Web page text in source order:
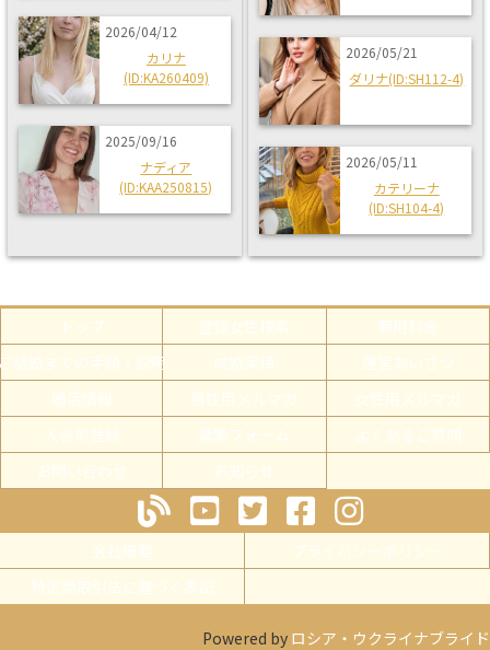
2026/04/12
カリナ
(ID:KA260409)
2025/09/16
ナディア
(ID:KAA250815)
2026/05/21
ダリナ(ID:SH112-4)
2026/05/11
カテリーナ
(ID:SH104-4)
トップ 登録女性検索
費用料金
結婚までの手順・説明
成婚実績
運営あいさつ
婚活情報
男性用メルマガ
女性用メルマガ
入会前登録
募集フォーム
よくあるご質問
お問い合わせ
お知らせ
会社概要
プライバシーポリシー
特定商取引法に基づく表記
Powered by ロシア・ウクライナブライド